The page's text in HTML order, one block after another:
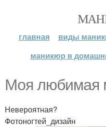
главная виды
маникюр в
Моя любимая
Невероятная?
Фотоногтей_дизайн